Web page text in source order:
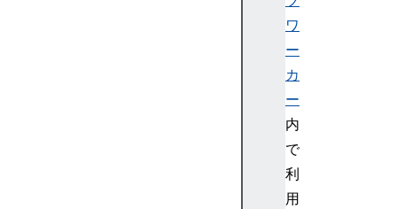
ワ
ー
カ
ー
内
で
利
用